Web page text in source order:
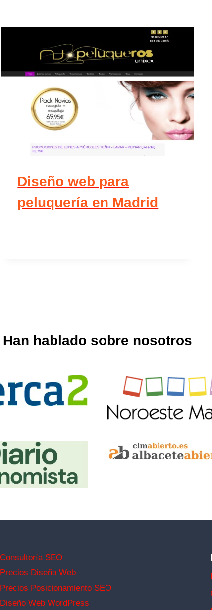
Diseño web para
peluquería en Madrid
Han hablado sobre nosotros
Consultoría SEO
Precios Diseño Web
Precios Posicionamiento SEO
Diseño Web WordPress